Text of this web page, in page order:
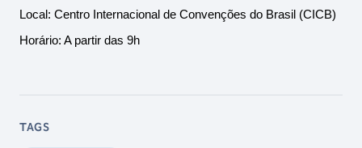
Local: Centro Internacional de Convenções do Brasil (CICB)
Horário: A partir das 9h
TAGS